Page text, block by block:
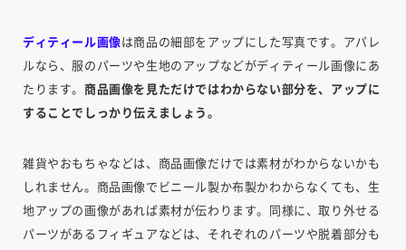
ディティール画像は商品の細部をアップにした写真です。アパレ
ルなら、服のパーツや生地のアップなどがディティール画像にあ
たります。 商品画像を見ただけではわからない部分を、アップに
することでしっかり伝えましょう。
雑貨やおもちゃなどは、商品画像だけでは素材がわからないかも
しれません。商品画像でビニール製か布製かわからなくても、生
地アップの画像があれば素材が伝わります。同様に、取り外せる
パーツがあるフィギュアなどは、それぞれのパーツや脱着部分も